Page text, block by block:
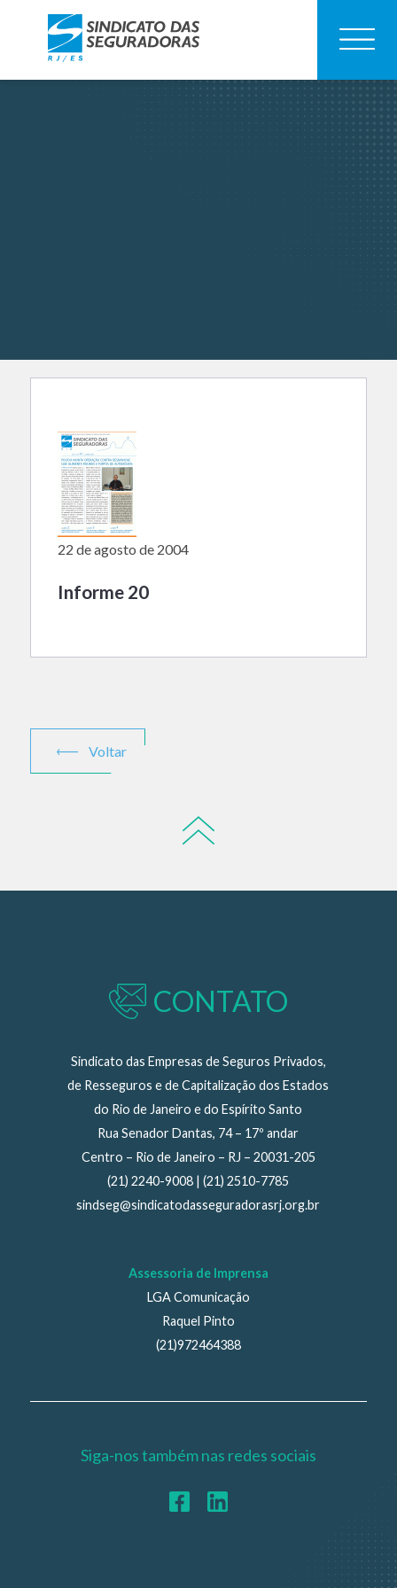
22 de agosto de 2004
Informe 20
Voltar
CONTATO
Sindicato das Empresas de Seguros Privados,
de Resseguros e de Capitalização dos Estados
do Rio de Janeiro e do Espírito Santo
Rua Senador Dantas, 74 – 17º andar
Centro – Rio de Janeiro – RJ – 20031-205
(21) 2240-9008 | (21) 2510-7785
sindseg@sindicatodasseguradorasrj.org.br
Assessoria de Imprensa
LGA Comunicação
Raquel Pinto
(21)972464388
Siga-nos também nas redes sociais